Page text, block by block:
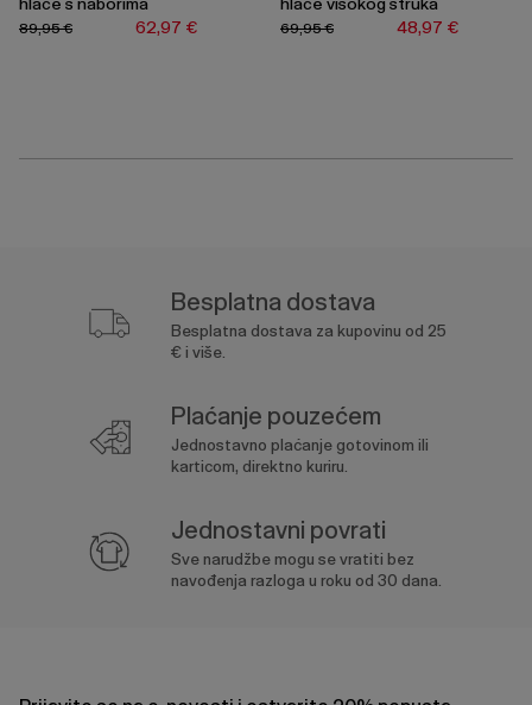
62,97 €
89,95 €
48,97 €
69,95 €
Besplatna dostava
Besplatna dostava za kupovinu od 25
€ i više.
Plaćanje pouzećem
Jednostavno plaćanje gotovinom ili
karticom, direktno kuriru.
Jednostavni povrati
Sve narudžbe mogu se vratiti bez
navođenja razloga u roku od 30 dana.